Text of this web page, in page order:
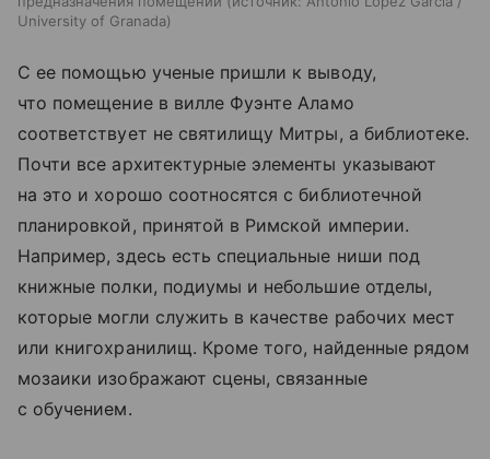
University of Granada
С ее помощью ученые пришли к выводу,
что помещение в вилле Фуэнте Аламо
соответствует не святилищу Митры, а библиотеке.
Почти все архитектурные элементы указывают
на это и хорошо соотносятся с библиотечной
планировкой, принятой в Римской империи.
Например, здесь есть специальные ниши под
книжные полки, подиумы и небольшие отделы,
которые могли служить в качестве рабочих мест
или книгохранилищ. Кроме того, найденные рядом
мозаики изображают сцены, связанные
с обучением.